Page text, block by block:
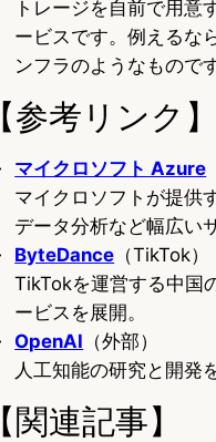
トレージを自前で用意
ービスです。例えるな
ンフラのようなものです
【参考リンク】
マイクロソフト Azure
マイクロソフトが提供
データ分析など幅広い
ByteDance （TikTok）
TikTokを運営する中国
ービスを展開。
OpenAI （外部）
人工知能の研究と開発
【関連記事】